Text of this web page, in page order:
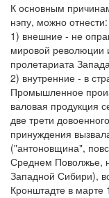
К основным
нэпу, можно отнести:
1) внешние - не
мировой революции
пролетариата
2) внутренние - в
Промышленное
валовая продукция
две трети
принуждения
("антоновщина",
Среднем Поволжье,
Западной Сибири),
Кронштадте в марте